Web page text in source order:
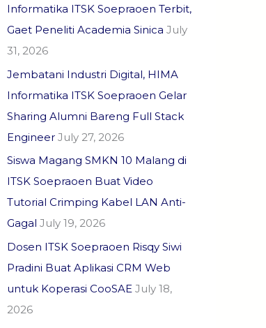
Informatika ITSK Soepraoen Terbit,
Gaet Peneliti Academia Sinica July
31, 2026
Jembatani Industri Digital, HIMA
Informatika ITSK Soepraoen Gelar
Sharing Alumni Bareng Full Stack
Engineer July 27, 2026
Siswa Magang SMKN 10 Malang di
ITSK Soepraoen Buat Video
Tutorial Crimping Kabel LAN Anti-
Gagal July 19, 2026
Dosen ITSK Soepraoen Risqy Siwi
Pradini Buat Aplikasi CRM Web
untuk Koperasi CooSAE July 18,
2026